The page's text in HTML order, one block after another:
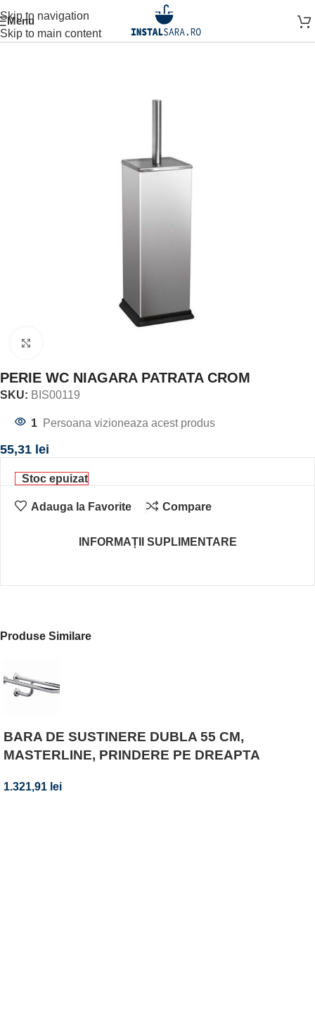
Skip to navigation
Skip to main content
Menu
Prima pagină ACCESORII BAIE ACCESORIU DE PERETE
PERIE WC NIAGARA PATRATA CROM
SKU: BIS00119
1 Persoana vizioneaza acest produs
55,31 lei
Stoc epuizat
Adauga la Favorite Compare
INFORMAȚII SUPLIMENTARE
Produse Similare
BARA DE SUSTINERE DUBLA 55 CM,
MASTERLINE, PRINDERE PE DREAPTA
1.321,91 lei